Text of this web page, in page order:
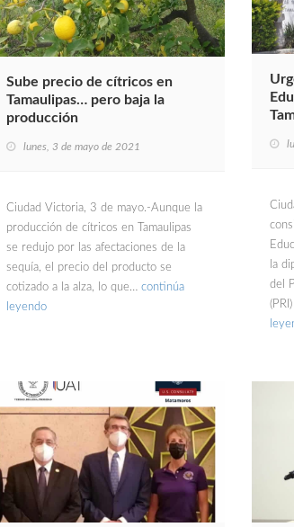
Sube precio de cítricos en
Tamaulipas… pero baja la
producción
lunes, 3 de mayo de 2021
Ciudad Victoria, 3 de mayo.-Aunque la
producción de cítricos en Tamaulipas
se redujo por las afectaciones de la
sequía, el precio del producto se
cotizado a la alza, lo que… continúa
leyendo
la
del